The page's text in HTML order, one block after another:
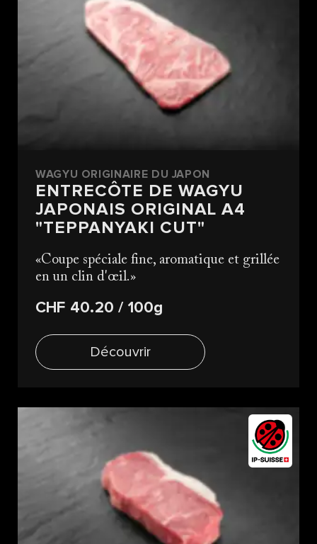
WAGYU ORIGINAIRE DU JAPON
ENTRECÔTE DE WAGYU
JAPONAIS ORIGINAL A4
"TEPPANYAKI CUT"
Coupe spéciale fine, aromatique et grillée
en un clin d'œil.
CHF 40.20/ 100g
Découvrir